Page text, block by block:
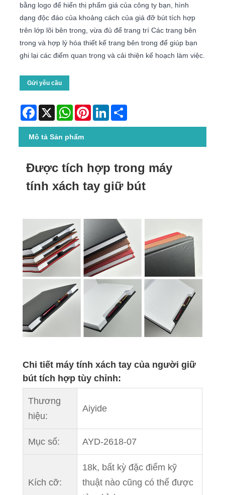
bằng logo để hiển thị phẩm giá của công ty bạn, hình
dạng độc đáo của khoảng cách của giá đỡ bút tích hợp
trên lớp lõi bên trong, vừa đủ để trang trí Các trang bên
trong và hợp lý hóa thiết kế trang bên trong để giúp bạn
ghi lại các điểm quan trọng và cải thiện kế hoạch làm việc.
Gửi yêu cầu
Facebook
X WhatsAppPinterestLinkedIn
Mô tả Sản phẩm
Được tích hợp trong máy
tính xách tay giữ bút
Chi tiết máy tính xách tay của người giữ
bút tích hợp tùy chỉnh:
Thương
hiệu:
Aiyide
Mục số: AYD-2618-07
Kích cỡ:
18k, bất kỳ đặc điểm kỹ
thuật nào cũng có thể được